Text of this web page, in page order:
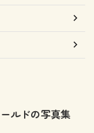
ルドの写真集